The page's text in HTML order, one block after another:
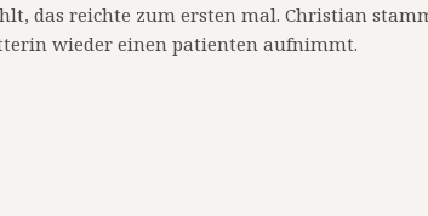
das reichte zum ersten mal. Christian
wieder einen patienten aufnimmt.